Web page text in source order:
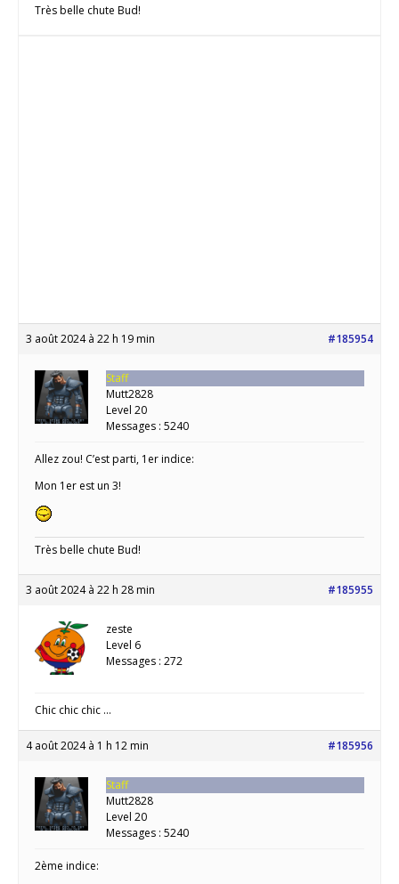
Très belle chute Bud!
3 août 2024 à 22 h 19 min #185954
Staff
Mutt2828
Level 20
Messages : 5240
Allez zou! C’est parti, 1er indice:
Mon 1er est un 3!
Très belle chute Bud!
3 août 2024 à 22 h 28 min #185955
zeste
Level 6
Messages : 272
Chic chic chic …
4 août 2024 à 1 h 12 min #185956
Staff
Mutt2828
Level 20
Messages : 5240
2ème indice: